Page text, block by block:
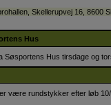
Skellerupvej 16, 8600
Hus
Søsportens Hus tirsdage og
være rundstykker efter løb